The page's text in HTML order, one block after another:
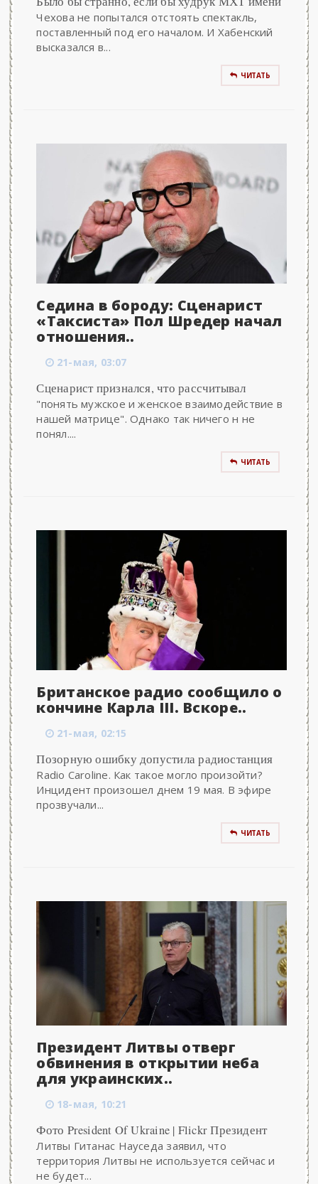
Чехова не попытался отстоять спектакль,
поставленный под его началом. И Хабенский
высказался в...
ЧИТАТЬ
Седина в бороду: Сценарист
«Таксиста» Пол Шредер начал
отношения..
21-мая, 03:07
Сценарист признался, что рассчитывал
"понять мужское и женское взаимодействие в
нашей матрице". Однако так ничего н не
понял....
ЧИТАТЬ
Британское радио сообщило о
кончине Карла III. Вскоре..
21-мая, 02:15
Позорную ошибку допустила радиостанция
Radio Caroline. Как такое могло произойти?
Инцидент произошел днем 19 мая. В эфире
прозвучали...
ЧИТАТЬ
Президент Литвы отверг
обвинения в открытии неба
для украинских..
18-мая, 10:21
Фото President Of Ukraine | Flickr Президент
Литвы Гитанас Науседа заявил, что
территория Литвы не используется сейчас и
не будет...